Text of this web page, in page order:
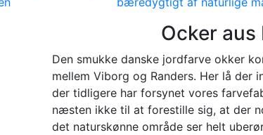
Ocker aus
Den smukke danske jordfarve okker
mellem Viborg og Randers. Her lå
der tidligere har forsynet vores
næsten ikke til at forestille sig, at der
det naturskønne område ser helt